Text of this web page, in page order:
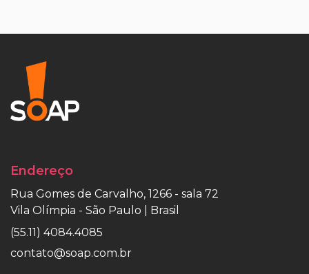
Endereço
Rua Gomes de Carvalho, 1266 - sala 72
Vila Olímpia - São Paulo | Brasil
(55.11) 4084.4085
contato@soap.com.br